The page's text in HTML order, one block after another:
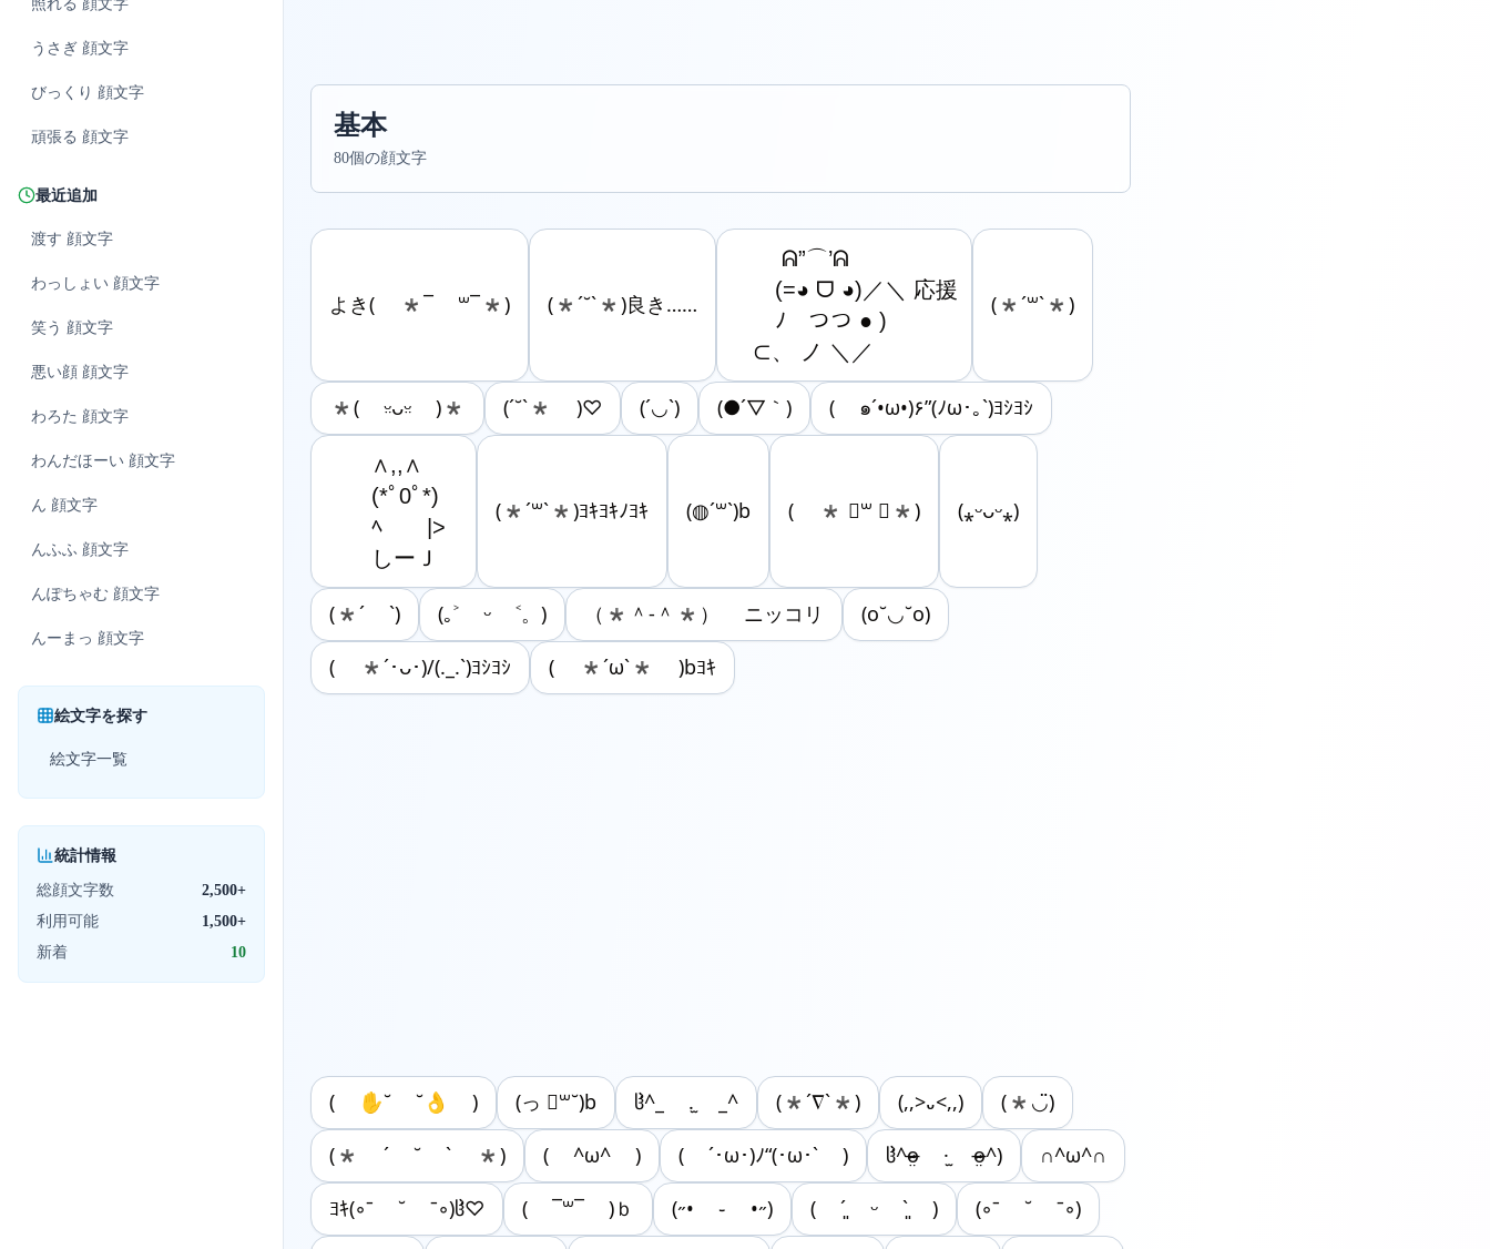
照れる 顔文字
うさぎ 顔文字
びっくり 顔文字
頑張る 顔文字
最近追加
渡す 顔文字
わっしょい 顔文字
笑う 顔文字
悪い顔 顔文字
わろた 顔文字
わんだほーい 顔文字
ん 顔文字
んふふ 顔文字
んぽちゃむ 顔文字
んーまっ 顔文字
絵文字を探す
絵文字一覧
統計情報
総顔文字数
2,500+
利用可能
1,500+
新着
10
基本
80個の顔文字
よき( *¯ ꒳¯*) (*´˘`*)良き……
ᕱ”⌒’ᕱ
(=◕ ᗜ ◕)／＼ 応援
ﾉ　つつ ● )
⊂、 ノ ＼／
(*´꒳`*)
*( ᵕ̤ᴗᵕ̤ )* (ˊ˘ˋ* )♡ (´◡`) (●´▽｀) ( ๑´•ω•)۶”(ﾉω･｡`)ﾖｼﾖｼ
∧,,∧
(*ﾟ0ﾟ*)
ﾍ　　|>
しーＪ
(*´꒳`*)ﾖｷﾖｷﾉﾖｷ (◍´꒳`)b ( * ॑꒳ ॑*) (⁎ᵕᴗᵕ⁎)
(*´ `) (｡˃ ᵕ ˂。) （*＾-＾*） ニッコリ (o˘◡˘o)
( *´･ᴗ･)/(._.`)ﾖｼﾖｼ ( *´ω`* )bﾖｷ
( ✋˘ ˘👌 ) (っ ॑꒳˘)b ჱ̒^_ .̫ _^ (*´∇`*) (,,>᎑<,,) (*◡̈)
(* ´ ˘ ` *) ( ^ω^ ) ( ´･ω･)ﾉ“(･ω･` ) ჱ̒^o̴̶̷̤ ·̫ o̴̶̷̤^) ∩^ω^∩
ﾖｷ(◦ˉ ˘ ˉ◦)ჱ̒♡ ( ¯꒳¯ )ｂ (˶• ֊ •˶) ( ´͈ ᵕ `͈ ) (◦ˉ ˘ ˉ◦)